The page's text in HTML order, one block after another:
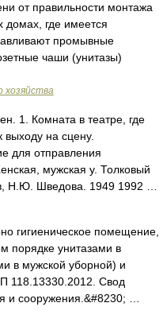
от правильности монтажа
домах, где имеется
промывные
чаши (унитазы)
хозяйства
1. Комната в театре, где
выходу на сцену.
для отправления
мужская у. Толковый
Н.Ю. Шведова. 1949 1992 …
гигиеническое помещение,
порядке унитазами в
в мужской уборной) и
118.13330.2012. Свод
и сооружения.&#8230; …